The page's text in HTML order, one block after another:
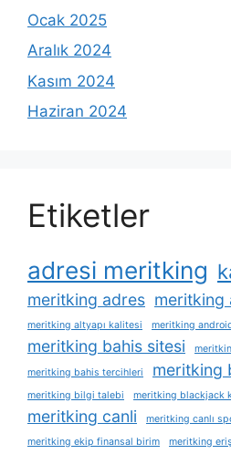
Ocak 2025
Aralık 2024
Kasım 2024
Haziran 2024
Etiketler
adresi meritking
meritking adres meritking
meritking altyapı kalitesi meritking
meritking bahis sitesi
meritking bahis tercihleri
meritking
meritking bilgi talebi meritking blackjack
meritking canli meritking canlı
meritking ekip finansal birim meritking